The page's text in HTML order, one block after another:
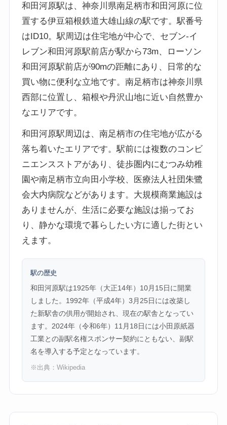
和田河原駅は、神奈川県南足柄市和田河原に位
置する伊豆箱根鉄道大雄山線の駅です。駅番号
はID10。駅周辺は住宅地が中心で、セブン-イ
レブン和田河原駅前店が駅から73m、ローソン
和田河原駅前店が90mの距離にあり、日常的な
買い物に便利な立地です。南足柄市は神奈川県
西部に位置し、箱根や丹沢山地に近い自然豊か
なエリアです。
和田河原駅周辺は、南足柄市の住宅地が広がる
落ち着いたエリアです。駅前には複数のコンビ
ニエンスストアがあり、徒歩圏内にむつみ幼稚
園や南足柄市立向田小学校、医療法人社団朱鷺
会大内病院などがあります。大規模商業施設は
ありませんが、生活に必要な施設は揃ってお
り、静かな環境で暮らしたい方に適した街とい
えます。
駅の歴史
和田河原駅は1925年（大正14年）10月15日に開業
しました。1992年（平成4年）3月25日には改築し
た新駅舎の供用が開始され、現在の駅舎となってい
ます。2024年（令和6年）11月18日には小田原紙器
工業との副駅名権スポンサー契約にともない、副駅
名を導入する予定となっています。
※出典： Wikipedia